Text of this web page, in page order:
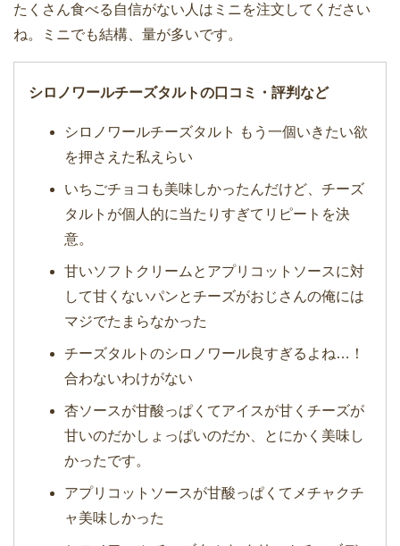
たくさん食べる自信がない人はミニを注文してください
ね。ミニでも結構、量が多いです。
シロノワールチーズタルトの口コミ・評判など
シロノワールチーズタルト もう一個いきたい欲
を押さえた私えらい
いちごチョコも美味しかったんだけど、チーズ
タルトが個人的に当たりすぎてリピートを決
意。
甘いソフトクリームとアプリコットソースに対
して甘くないパンとチーズがおじさんの俺には
マジでたまらなかった
チーズタルトのシロノワール良すぎるよね…！
合わないわけがない
杏ソースが甘酸っぱくてアイスが甘くチーズが
甘いのだかしょっぱいのだか、とにかく美味し
かったです。
アプリコットソースが甘酸っぱくてメチャクチ
ャ美味しかった